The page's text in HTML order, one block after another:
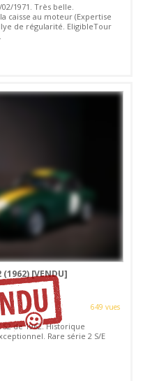
1971. Très belle.
caisse au moteur (Expertise
de régularité. EligibleTour
(1962)[VENDU]
649 vues
S2 de 1962. Historique
Rare série 2 S/E